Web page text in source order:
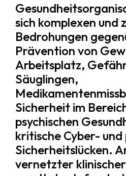
sich komplexen und
Bedrohungen
Prävention von
Arbeitsplatz,
Säuglingen,
Sicherheit im
psychischen
kritische Cyber- und
Sicherheitslücken.
vernetzter